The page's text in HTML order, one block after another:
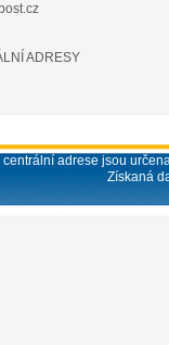
ADRESY
adrese jsou
Získaná